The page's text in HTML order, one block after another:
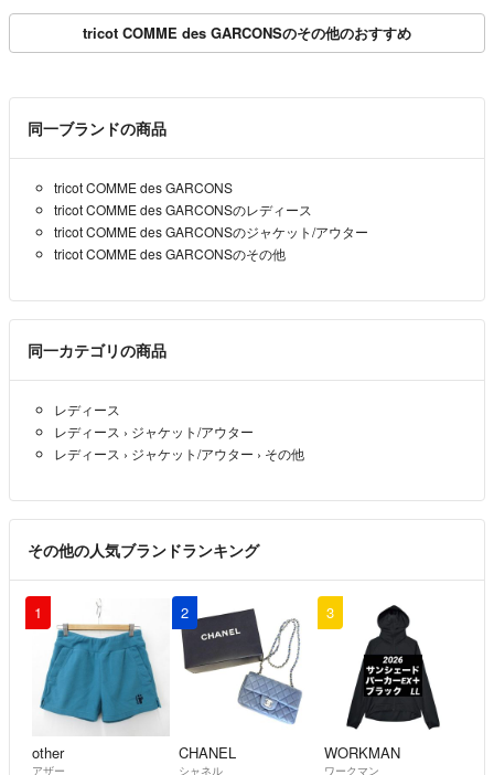
tricot COMME des GARCONSのその他のおすすめ
同一ブランドの商品
tricot COMME des GARCONS
tricot COMME des GARCONSのレディース
tricot COMME des GARCONSのジャケット/アウター
tricot COMME des GARCONSのその他
同一カテゴリの商品
レディース
レディース › ジャケット/アウター
レディース › ジャケット/アウター › その他
その他の人気ブランドランキング
1
other
アザー
2
CHANEL
シャネル
3
WORKMAN
ワークマン